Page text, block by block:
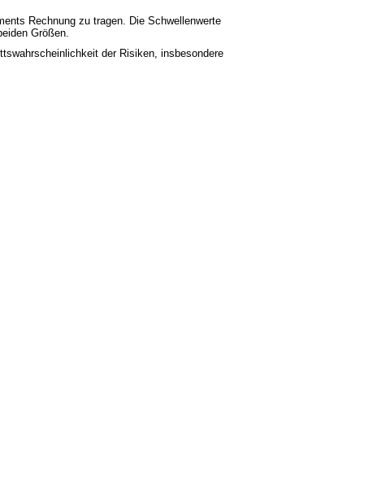
Rechnung zu tragen. Die Schwellenwerte
Größen.
der Risiken, insbesondere